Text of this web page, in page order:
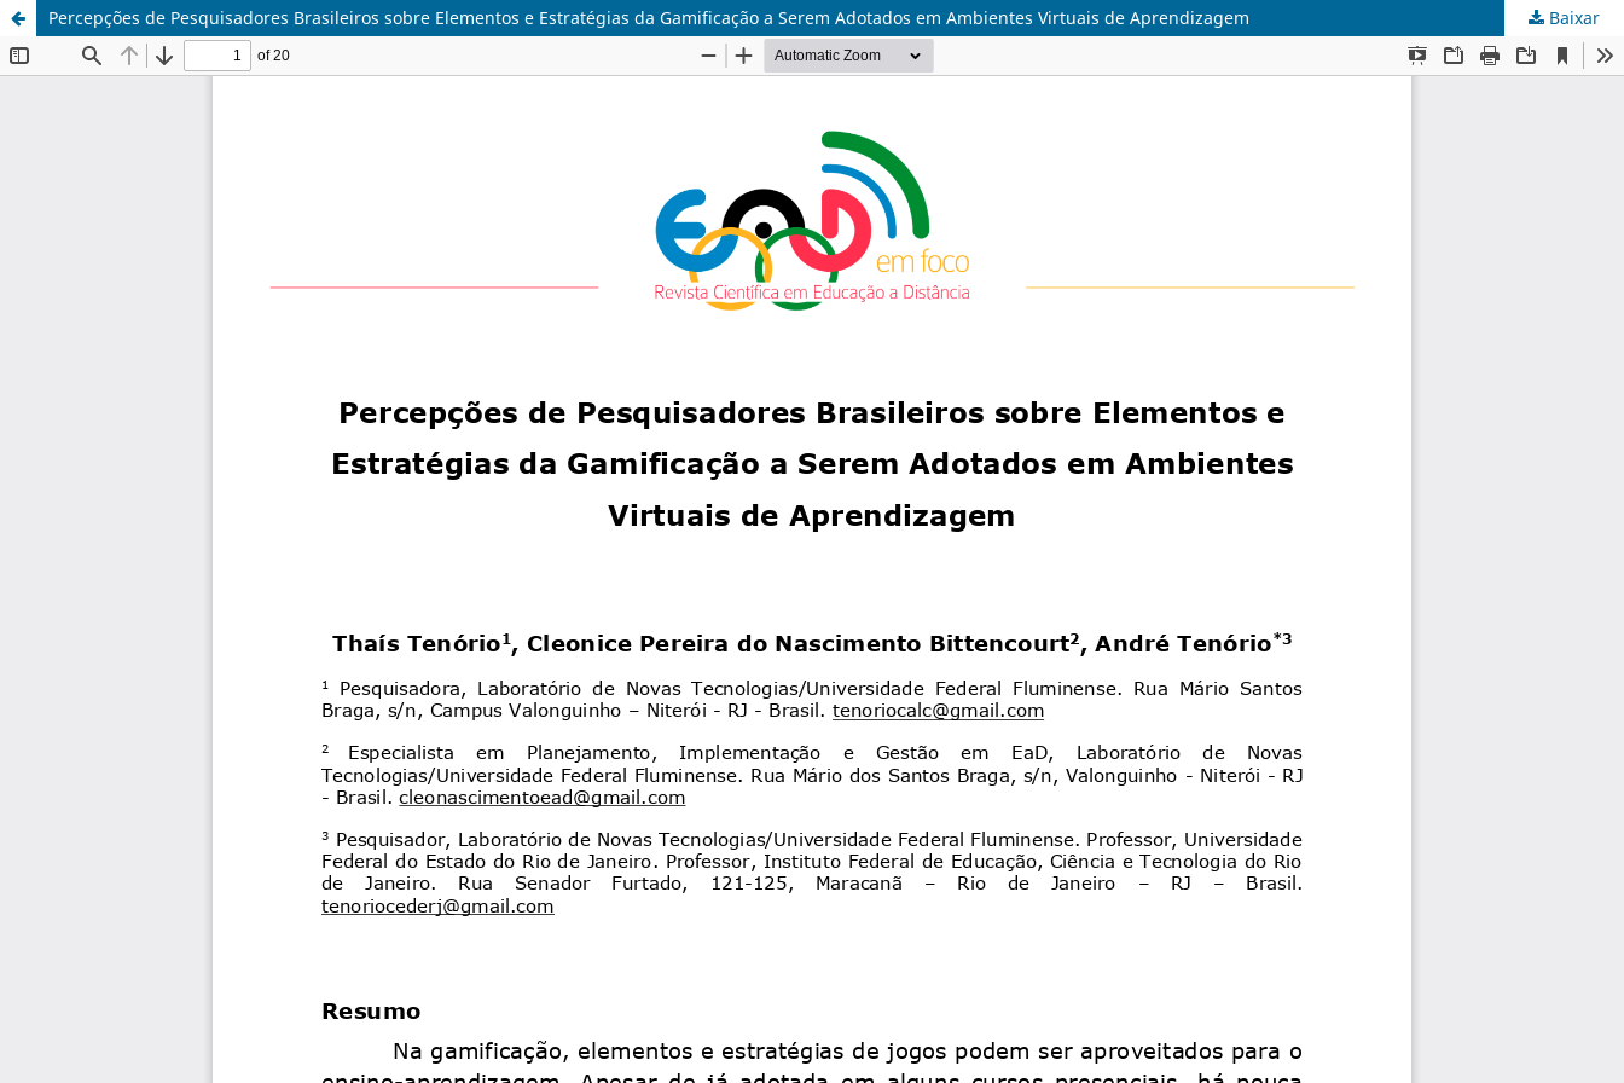
Percepções de Pesquisadores Brasileiros sobre Elementos e Estratégias da Gamificação a Serem Adotados em Ambientes Virtuais de Aprendizagem Baixar